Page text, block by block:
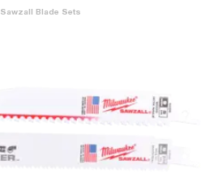
Sawzall Blade Sets